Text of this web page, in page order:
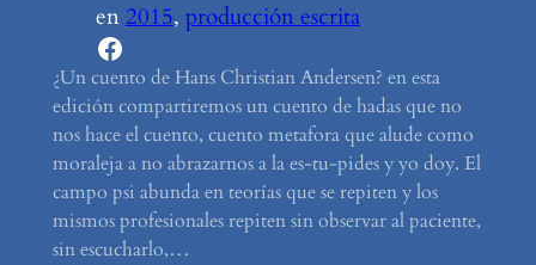
en2015, producción escrita
Facebook
¿Un cuento de Hans Christian Andersen? en esta
edición compartiremos un cuento de hadas que no
nos hace el cuento, cuento metafora que alude como
moraleja a no abrazarnos a la es-tu-pides y yo doy. El
campo psi abunda en teorías que se repiten y los
mismos profesionales repiten sin observar al paciente,
sin escucharlo,…